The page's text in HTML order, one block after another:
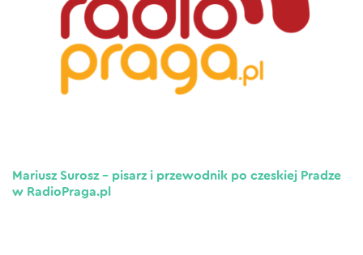
Mariusz Surosz – pisarz i przewodnik po czeskiej Pradze
w RadioPraga.pl